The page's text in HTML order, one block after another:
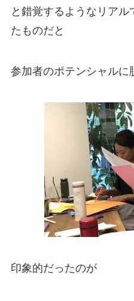
と錯覚するようなリア
たものだと
参加者のポテンシャルに
印象的だったのが